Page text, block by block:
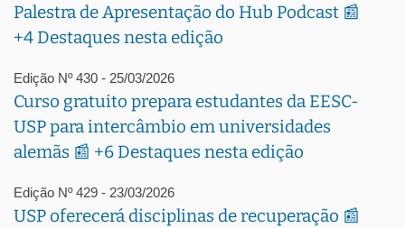
Palestra de Apresentação do Hub Podcast 📰
+4 Destaques nesta edição
Edição Nº 430 - 25/03/2026
Curso gratuito prepara estudantes da EESC-
USP para intercâmbio em universidades
alemãs 📰 +6 Destaques nesta edição
Edição Nº 429 - 23/03/2026
USP oferecerá disciplinas de recuperação 📰